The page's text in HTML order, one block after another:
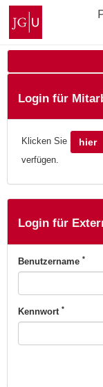
Zum
Inhalt
springen
Johannes
Gutenberg-
Universität
Login für
Klicken Sie hier
verfügen.
Login für
Benutzername *
Kennwort *